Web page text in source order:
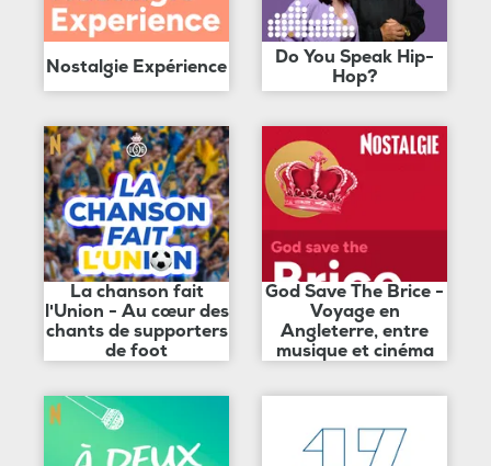
Nostalgie Expérience
Do You Speak Hip-
Hop?
La chanson fait
l'Union - Au cœur des
chants de supporters
de foot
God Save The Brice -
Voyage en
Angleterre, entre
musique et cinéma